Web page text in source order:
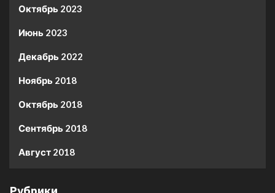
Октябрь 2023
Июнь 2023
Декабрь 2022
Ноябрь 2018
Октябрь 2018
Сентябрь 2018
Август 2018
Рубрики